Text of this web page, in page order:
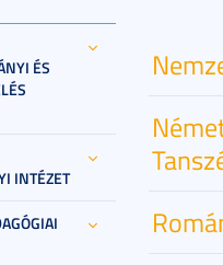
ÉS
INTÉZET